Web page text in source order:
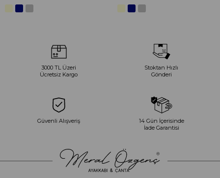
3000 TL Üzeri
Ücretsiz Kargo
Stoktan Hızlı
Gönderi
Güvenli Alışveriş
14 Gün İçerisinde
İade Garantisi